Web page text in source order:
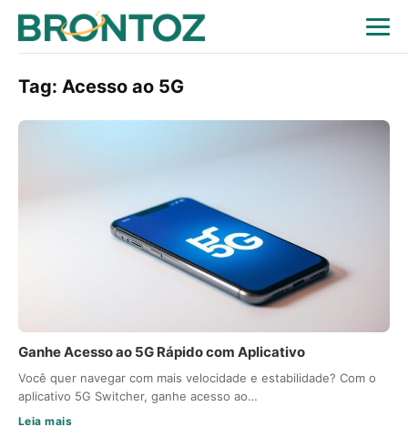
Tag: Acesso ao 5G
Ganhe Acesso ao 5G Rápido com Aplicativo
Você quer navegar com mais velocidade e estabilidade? Com o
aplicativo 5G Switcher, ganhe acesso ao…
Leia mais